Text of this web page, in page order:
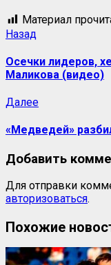
Материал
Назад
Осечки лидеров,
Маликова (видео)
Далее
«Медведей»
Добавить
Для отправки
авторизоваться.
Похожие